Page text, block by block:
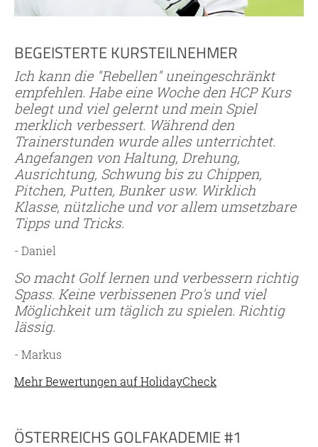
BEGEISTERTE KURSTEILNEHMER
Ich kann die "Rebellen" uneingeschränkt
empfehlen. Habe eine Woche den HCP Kurs
belegt und viel gelernt und mein Spiel
merklich verbessert. Während den
Trainerstunden wurde alles unterrichtet.
Angefangen von Haltung, Drehung,
Ausrichtung, Schwung bis zu Chippen,
Pitchen, Putten, Bunker usw. Wirklich
Klasse, nützliche und vor allem umsetzbare
Tipps und Tricks.
- Daniel
So macht Golf lernen und verbessern richtig
Spass. Keine verbissenen Pro's und viel
Möglichkeit um täglich zu spielen. Richtig
lässig.
- Markus
Mehr Bewertungen auf HolidayCheck
ÖSTERREICHS GOLFAKADEMIE #1